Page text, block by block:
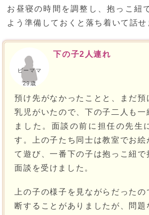
お昼寝の時間を調整し、抱っこ紐
よう準備しておくと落ち着いて話せ
ピーママ
29歳
下の子2人連れ
預け先がなかったことと、まだ預
乳児がいたので、下の子二人も一
ました。面談の前に担任の先生
す。上の子たち同士は教室でお絵
て遊び、一番下の子は抱っこ紐で
面談を受けました。
上の子の様子を見ながらだった
断することがありましたが、問題